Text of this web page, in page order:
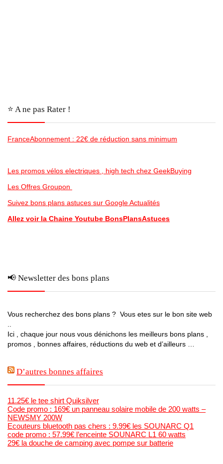
⭐️ A ne pas Rater !
FranceAbonnement : 22€ de réduction sans minimum
Les promos vélos electriques , high tech chez GeekBuying
Les Offres Groupon
Suivez bons plans astuces sur Google Actualités
Allez voir la Chaine Youtube BonsPlansAstuces
📢 Newsletter des bons plans
Vous recherchez des bons plans ? Vous etes sur le bon site web
Ici , chaque jour nous vous dénichons les meilleurs bons plans ,
promos , bonnes affaires, réductions du web et d’ailleurs …
D’autres bonnes affaires
11.25€ le tee shirt Quiksilver
Code promo : 169€ un panneau solaire mobile de 200 watts –
NEWSMY 200W
Ecouteurs bluetooth pas chers : 9.99€ les SOUNARC Q1
code promo : 57.99€ l’enceinte SOUNARC L1 60 watts
29€ la douche de camping avec pompe sur batterie